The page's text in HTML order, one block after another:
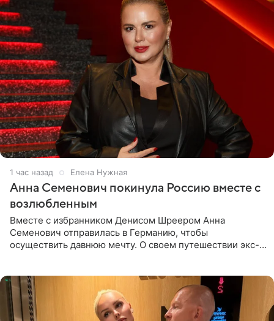
1 час назад Елена Нужная
Анна Семенович покинула Россию вместе с
возлюбленным
Вместе с избранником Денисом Шреером Анна
Семенович отправилась в Германию, чтобы
осуществить давнюю мечту. О своем путешествии экс-